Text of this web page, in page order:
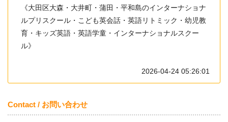
《大田区大森・大井町・蒲田・平和島のインターナショナ
ルプリスクール・こども英会話・英語リトミック・幼児教
育・キッズ英語・英語学童・インターナショナルスクー
ル》
2026-04-24 05:26:01
Contact / お問い合わせ